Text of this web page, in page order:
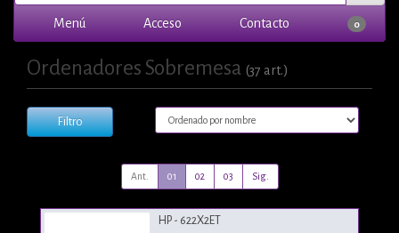
Menú Acceso Contacto 0
Ordenadores Sobremesa (37 art.)
Filtro
Ant. 01 02 03 Sig.
HP - 622X2ET